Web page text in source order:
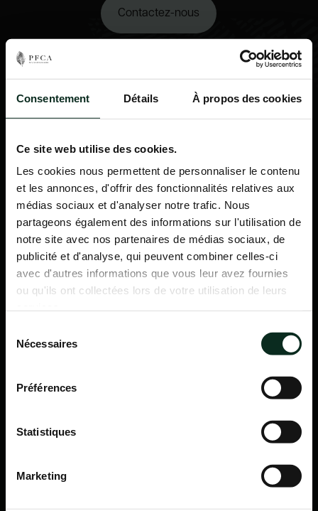
Consentement Détails À propos des cookies
Ce site web utilise des cookies.
Les cookies nous permettent de personnaliser le contenu
et les annonces, d'offrir des fonctionnalités relatives aux
médias sociaux et d'analyser notre trafic. Nous
partageons également des informations sur l'utilisation de
notre site avec nos partenaires de médias sociaux, de
publicité et d'analyse, qui peuvent combiner celles-ci
avec d'autres informations que vous leur avez fournies
ou qu'ils ont collectées lors de votre utilisation de leurs
Nécessaires
Préférences
Statistiques
Marketing
Contactez-nous
P.F.C.A Pompes Funèbres des Communes Associées
Itinéraire